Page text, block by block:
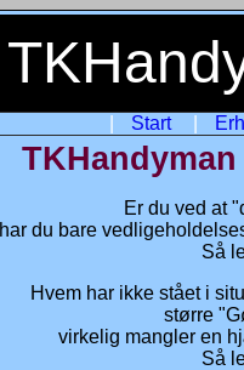
Start
Er du ved at
har du bare
Så
Hvem har ikke stået i
større
virkelig mangler en
Så